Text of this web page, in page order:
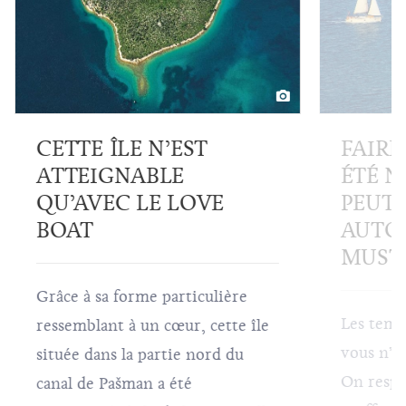
CETTE ÎLE N’EST
ATTEIGNABLE
QU’AVEC LE LOVE
BOAT
Grâce à sa forme particulière
ressemblant à un cœur, cette île
située dans la partie nord du
canal de Pašman a été
ÉTÉ
Les
vous
On respire mieux, il n’y